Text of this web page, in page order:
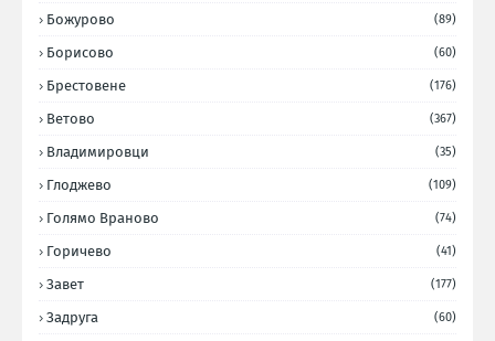
Божурово (89)
Борисово (60)
Брестовене (176)
Ветово (367)
Владимировци (35)
Глоджево (109)
Голямо Враново (74)
Горичево (41)
Завет (177)
Задруга (60)